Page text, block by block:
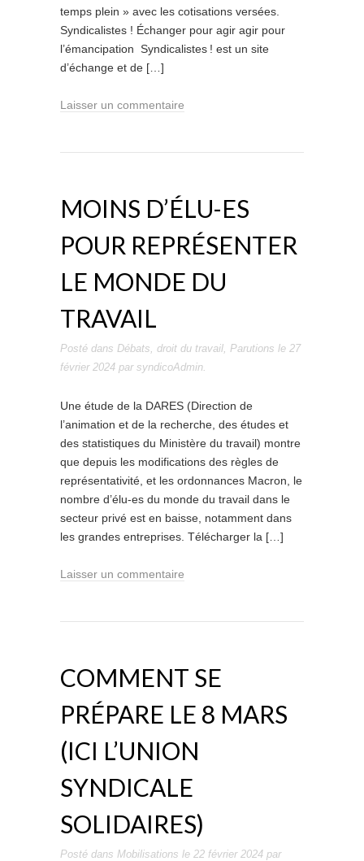
temps plein » avec les cotisations versées.
Syndicalistes ! Échanger pour agir agir pour
l’émancipation Syndicalistes ! est un site
d’échange et de […]
Laisser un commentaire
MOINS D’ÉLU-ES
POUR REPRÉSENTER
LE MONDE DU
TRAVAIL
Posté dans Débats, droit du travail, Parutions le 27
février 2024 par syndicoAdmin.
Une étude de la DARES (Direction de
l’animation et de la recherche, des études et
des statistiques du Ministère du travail) montre
que depuis les modifications des règles de
représentativité, et les ordonnances Macron, le
nombre d’élu-es du monde du travail dans le
secteur privé est en baisse, notamment dans
les grandes entreprises. Télécharger la […]
Laisser un commentaire
COMMENT SE
PRÉPARE LE 8 MARS
(ICI L’UNION
SYNDICALE
SOLIDAIRES)
Posté dans Mobilisations le 22 février 2024 par